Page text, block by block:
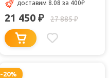
доставим 8.08 за 400₽
21 450 ₽ 27 885₽
-20%